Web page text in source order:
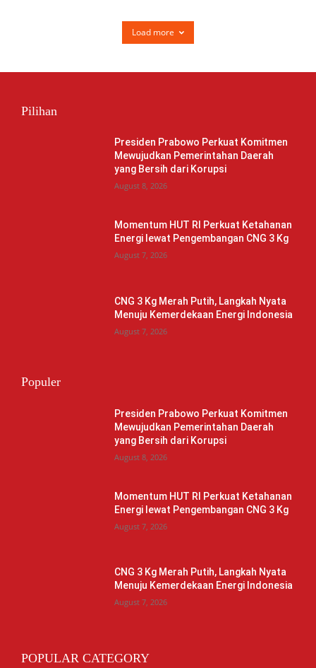
Load more
Pilihan
Presiden Prabowo Perkuat Komitmen
Mewujudkan Pemerintahan Daerah
yang Bersih dari Korupsi
August 8, 2026
Momentum HUT RI Perkuat Ketahanan
Energi lewat Pengembangan CNG 3 Kg
August 7, 2026
CNG 3 Kg Merah Putih, Langkah Nyata
Menuju Kemerdekaan Energi Indonesia
August 7, 2026
Populer
Presiden Prabowo Perkuat Komitmen
Mewujudkan Pemerintahan Daerah
yang Bersih dari Korupsi
August 8, 2026
Momentum HUT RI Perkuat Ketahanan
Energi lewat Pengembangan CNG 3 Kg
August 7, 2026
CNG 3 Kg Merah Putih, Langkah Nyata
Menuju Kemerdekaan Energi Indonesia
August 7, 2026
POPULAR CATEGORY